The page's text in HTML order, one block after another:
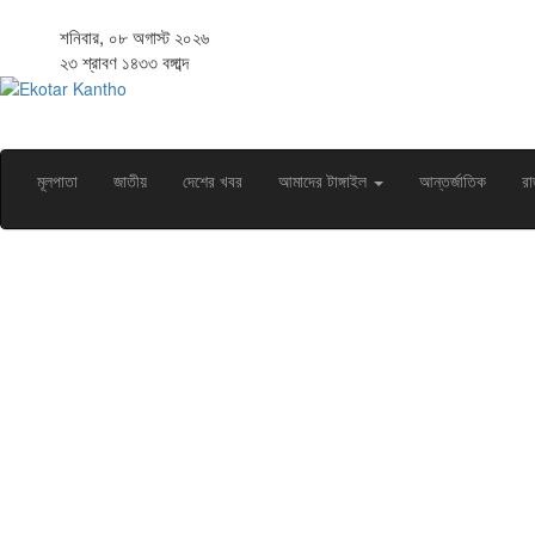
শনিবার, ০৮ অগাস্ট ২০২৬
২৩ শ্রাবণ ১৪৩৩ বঙ্গাব্দ
মূলপাতা জাতীয় দেশের খবর আমাদের টাঙ্গাইল আন্তর্জাতিক